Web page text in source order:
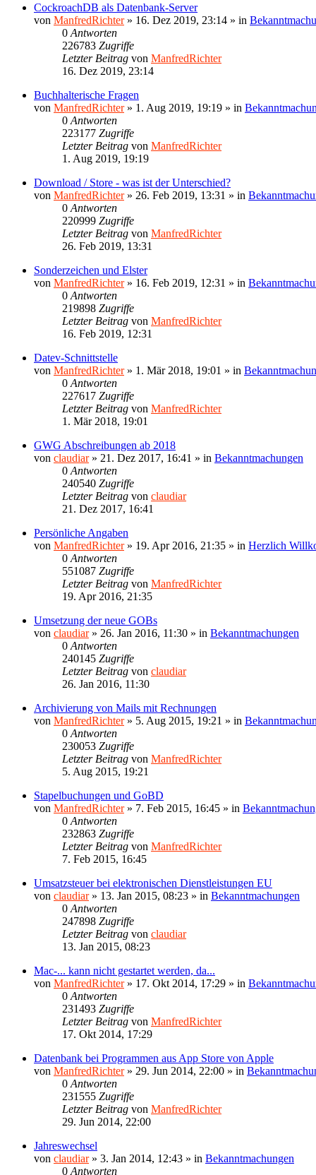
CockroachDB als Datenbank-Server
von ManfredRichter» 16. Dez 2019, 23:14 » in
0 Antworten
226783 Zugriffe
Letzter Beitrag von ManfredRichter
16. Dez 2019, 23:14
Buchhalterische Fragen
von ManfredRichter» 1. Aug 2019, 19:19 » in
0 Antworten
223177 Zugriffe
Letzter Beitrag von ManfredRichter
1. Aug 2019, 19:19
Download / Store - was ist der Unterschied?
von ManfredRichter» 26. Feb 2019, 13:31 » in
0 Antworten
220999 Zugriffe
Letzter Beitrag von ManfredRichter
26. Feb 2019, 13:31
Sonderzeichen und Elster
von ManfredRichter» 16. Feb 2019, 12:31 » in
0 Antworten
219898 Zugriffe
Letzter Beitrag von ManfredRichter
16. Feb 2019, 12:31
Datev-Schnittstelle
von ManfredRichter» 1. Mär 2018, 19:01 » in
0 Antworten
227617 Zugriffe
Letzter Beitrag von ManfredRichter
1. Mär 2018, 19:01
GWG Abschreibungen ab 2018
von claudiar» 21. Dez 2017, 16:41 » in Bekanntmachungen
0 Antworten
240540 Zugriffe
Letzter Beitrag von claudiar
21. Dez 2017, 16:41
Persönliche Angaben
von ManfredRichter» 19. Apr 2016, 21:35 » in Herzlich
0 Antworten
551087 Zugriffe
Letzter Beitrag von ManfredRichter
19. Apr 2016, 21:35
Umsetzung der neue GOBs
von claudiar» 26. Jan 2016, 11:30 » in Bekanntmachungen
0 Antworten
240145 Zugriffe
Letzter Beitrag von claudiar
26. Jan 2016, 11:30
Archivierung von Mails mit Rechnungen
von ManfredRichter» 5. Aug 2015, 19:21 » in
0 Antworten
230053 Zugriffe
Letzter Beitrag von ManfredRichter
5. Aug 2015, 19:21
Stapelbuchungen und GoBD
von ManfredRichter» 7. Feb 2015, 16:45 » in
0 Antworten
232863 Zugriffe
Letzter Beitrag von ManfredRichter
7. Feb 2015, 16:45
Umsatzsteuer bei elektronischen Dienstleistungen EU
von claudiar» 13. Jan 2015, 08:23 » in Bekanntmachungen
0 Antworten
247898 Zugriffe
Letzter Beitrag von claudiar
13. Jan 2015, 08:23
Mac-... kann nicht gestartet werden, da...
von ManfredRichter» 17. Okt 2014, 17:29 » in
0 Antworten
231493 Zugriffe
Letzter Beitrag von ManfredRichter
17. Okt 2014, 17:29
Datenbank bei Programmen aus App Store von Apple
von ManfredRichter» 29. Jun 2014, 22:00 » in
0 Antworten
231555 Zugriffe
Letzter Beitrag von ManfredRichter
29. Jun 2014, 22:00
Jahreswechsel
von claudiar» 3. Jan 2014, 12:43 » in Bekanntmachungen
0 Antworten